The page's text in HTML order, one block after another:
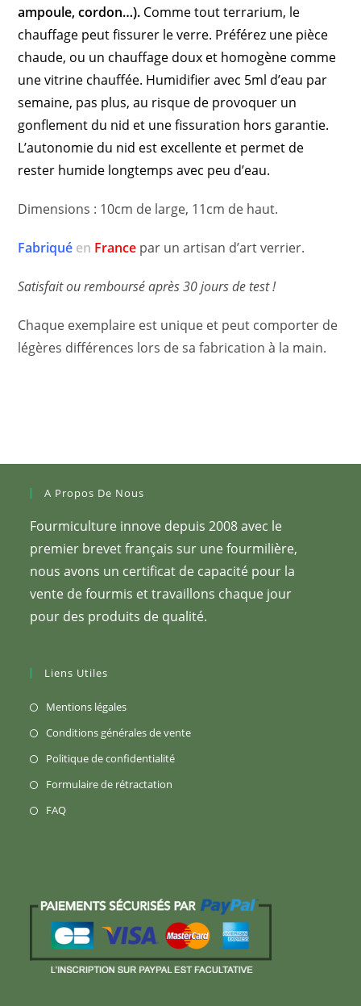
ampoule, cordon…). Comme tout terrarium, le
chauffage peutfissurer le verre. Préférez une pièce
chaude, ou un chauffage doux et homogène comme
une vitrine chauffée. Humidifier avec 5ml d’eau par
semaine, pas plus, au risque de provoquer un
gonflement du nid et une fissuration hors garantie.
L’autonomie du nid est excellente et permet de
rester humide longtemps avec peu d’eau.
Dimensions : 10cm de large, 11cm de haut.
Fabriqué en France par un artisan d’art verrier.
Satisfait ou remboursé après 30 jours de test !
Chaque exemplaire est unique et peut comporter de
légères différences lors de sa fabrication à la main.
A Propos De Nous
Fourmiculture innove depuis 2008 avec le
premier brevet français sur une fourmilière,
nous avons un certificat de capacité pour la
vente de fourmis et travaillons chaque jour
pour des produits de qualité.
Liens Utiles
Mentions légalesS’ouvre
nouvel
onglet
Conditions générales de venteS’ouvre
Politique de confidentialitéS’ouvre
Formulaire de rétractation
FAQS’ouvre